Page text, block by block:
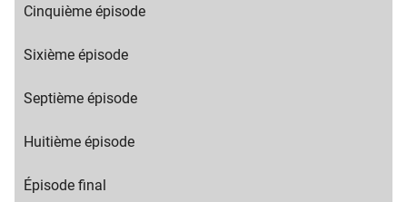
Cinquième épisode
Sixième épisode
Septième épisode
Huitième épisode
Épisode final